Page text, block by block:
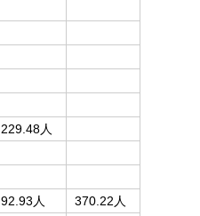
229.48人
92.93人
370.22人